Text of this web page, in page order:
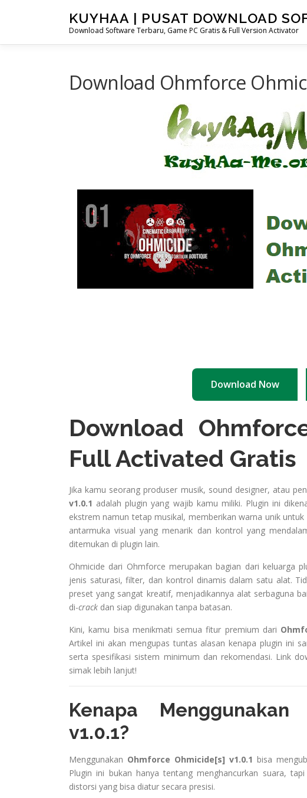
KUYHAA | PUSAT DOWNLOAD
Download Software Terbaru, Game PC Gratis & Full Version Activator
Download Ohmforce
Download Now
Download
Full Activated Gratis
Jika kamu seorang produser musik, sound designer, atau
v1.0.1 adalah plugin yang wajib kamu miliki. Plugin ini
ekstrem namun tetap musikal, memberikan warna unik
antarmuka visual yang menarik dan kontrol yang
ditemukan di plugin lain.
Ohmicide dari Ohmforce merupakan bagian dari keluarga
jenis saturasi, filter, dan kontrol dinamis dalam satu alat.
preset yang sangat kreatif, menjadikannya alat serbaguna
di-crack dan siap digunakan tanpa batasan.
Kini, kamu bisa menikmati semua fitur premium dari
Artikel ini akan mengupas tuntas alasan kenapa plugin ini
serta spesifikasi sistem minimum dan rekomendasi. Link
simak lebih lanjut!
Kenapa
v1.0.1?
Menggunakan Ohmforce Ohmicide[s] v1.0.1 bisa
Plugin ini bukan hanya tentang menghancurkan suara,
distorsi yang bisa diatur secara presisi.